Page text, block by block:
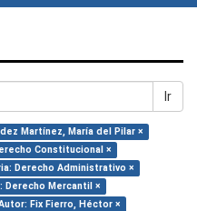
Ir
Martínez, María del Pilar ×
Constitucional ×
Derecho Administrativo ×
Derecho Mercantil ×
Fix Fierro, Héctor ×